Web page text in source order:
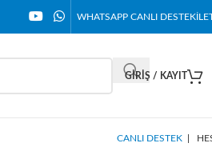
WHATSAPP CANLI DESTEK
GIRIŞ / KAYIT
CANLI DESTEK